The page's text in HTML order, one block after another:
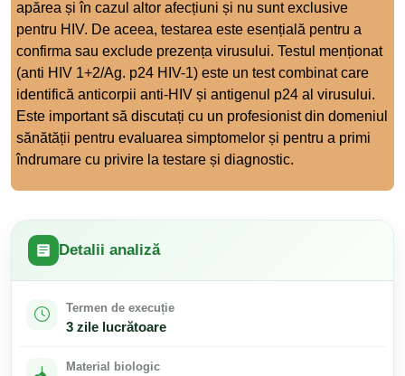
apărea și în cazul altor afecțiuni și nu sunt exclusive
pentru HIV. De aceea, testarea este esențială pentru a
confirma sau exclude prezența virusului. Testul menționat
(anti HIV 1+2/Ag. p24 HIV-1) este un test combinat care
identifică anticorpii anti-HIV și antigenul p24 al virusului.
Este important să discutați cu un profesionist din domeniul
sănătății pentru evaluarea simptomelor și pentru a primi
îndrumare cu privire la testare și diagnostic.
Detalii analiză
Termen de execuție
3 zile lucrătoare
Material biologic